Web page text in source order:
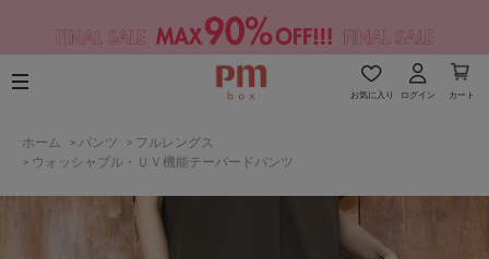
お気に入り ログイン カート
ホーム > パンツ > フルレングス
> ウォッシャブル・ＵＶ機能テーパードパンツ